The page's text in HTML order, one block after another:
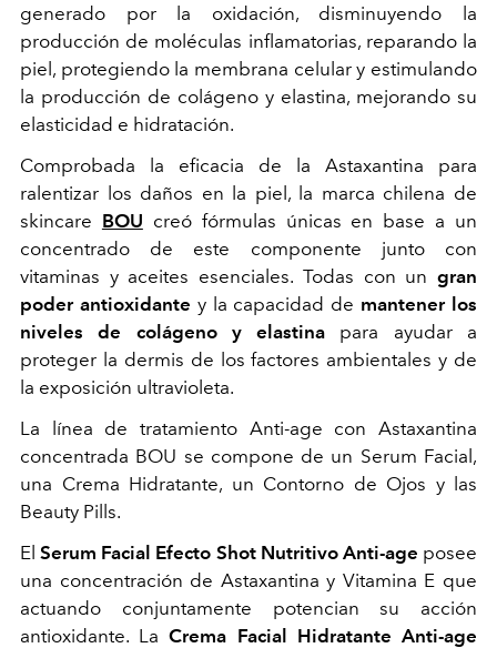
generado por la oxidación, disminuyendo la
producción de moléculas inflamatorias, reparando la
piel, protegiendo la membrana celular y estimulando
la producción de colágeno y elastina, mejorando su
elasticidad e hidratación.
Comprobada la eficacia de la Astaxantina para
ralentizar los daños en la piel, la marca chilena de
skincare BOU creó fórmulas únicas en base a un
concentrado de este componente junto con
vitaminas y aceites esenciales. Todas con un gran
poder antioxidante y la capacidad de mantener los
niveles de colágeno y elastina para ayudar a
proteger la dermis de los factores ambientales y de
la exposición ultravioleta.
La línea de tratamiento Anti-age con Astaxantina
concentrada BOU se compone de un Serum Facial,
una Crema Hidratante, un Contorno de Ojos y las
Beauty Pills.
ElSerum Facial Efecto Shot Nutritivo Anti-age posee
una concentración de Astaxantina y Vitamina E que
actuando conjuntamente potencian su acción
antioxidante. LaCrema Facial Hidratante Anti-age